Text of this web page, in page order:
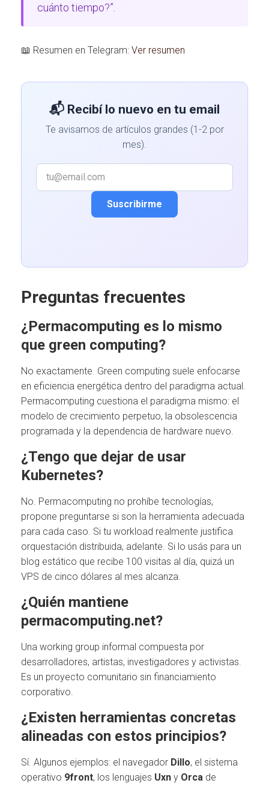
cuánto tiempo?”.
📖 Resumen en Telegram: Ver resumen
📬 Recibí lo nuevo en tu email
Te avisamos de artículos grandes (1-2 por
mes).
Suscribirme
Preguntas frecuentes
¿Permacomputing es lo mismo
que green computing?
No exactamente. Green computing suele enfocarse
en eficiencia energética dentro del paradigma actual.
Permacomputing cuestiona el paradigma mismo: el
modelo de crecimiento perpetuo, la obsolescencia
programada y la dependencia de hardware nuevo.
¿Tengo que dejar de usar
Kubernetes?
No. Permacomputing no prohíbe tecnologías,
propone preguntarse si son la herramienta adecuada
para cada caso. Si tu workload realmente justifica
orquestación distribuida, adelante. Si lo usás para un
blog estático que recibe 100 visitas al día, quizá un
VPS de cinco dólares al mes alcanza.
¿Quién mantiene
permacomputing.net?
Una working group informal compuesta por
desarrolladores, artistas, investigadores y activistas.
Es un proyecto comunitario sin financiamiento
corporativo.
¿Existen herramientas concretas
alineadas con estos principios?
Sí. Algunos ejemplos: el navegador Dillo, el sistema
operativo 9front, los lenguajes Uxn y Orca de